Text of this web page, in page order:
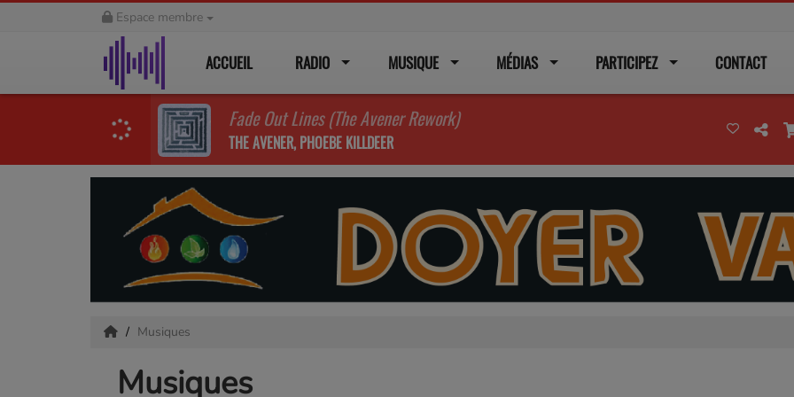
Espace membre
ACCUEIL RADIO MUSIQUE MÉDIAS PARTICIPEZ CONTACT
Fade Out Lines (The Avener Rework)
THE AVENER, PHOEBE KILLDEER
Musiques
Musiques